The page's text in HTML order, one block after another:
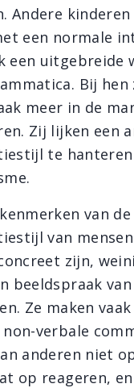
Andere
een normale
een uitgebreide
Bij
meer in de
Zij lijken een
te hanteren
van de
van
zijn,
beeldspraak
Ze maken
verbale
anderen niet
op reageren,